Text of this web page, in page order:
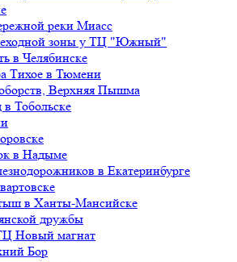
реки Миасс
зоны у ТЦ "Южный"
в Челябинске
Тихое в Тюмени
Верхняя Пышма
Тобольске
в Надыме
в Екатеринбурге
в Ханты-Мансийске
дружбы
Новый магнат
Бор